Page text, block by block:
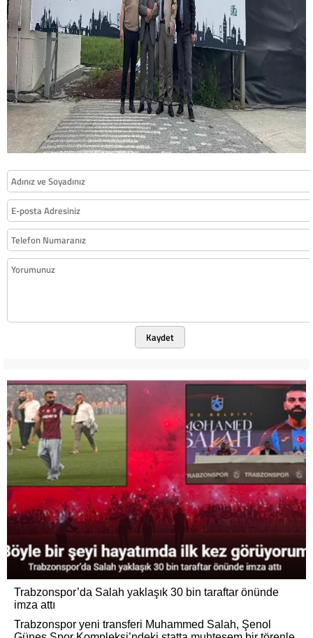
Kaydet
Trabzonspor’da Salah yaklaşık 30 bin taraftar önünde
imza attı
Trabzonspor yeni transferi Muhammed Salah, Şenol